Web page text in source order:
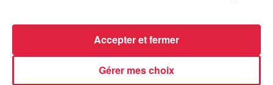
Gérer mes choix
Accepter et fermer